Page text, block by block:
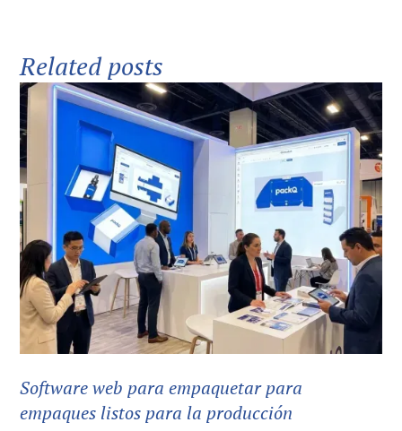
Related posts
Software web para empaquetar para
empaques listos para la producción